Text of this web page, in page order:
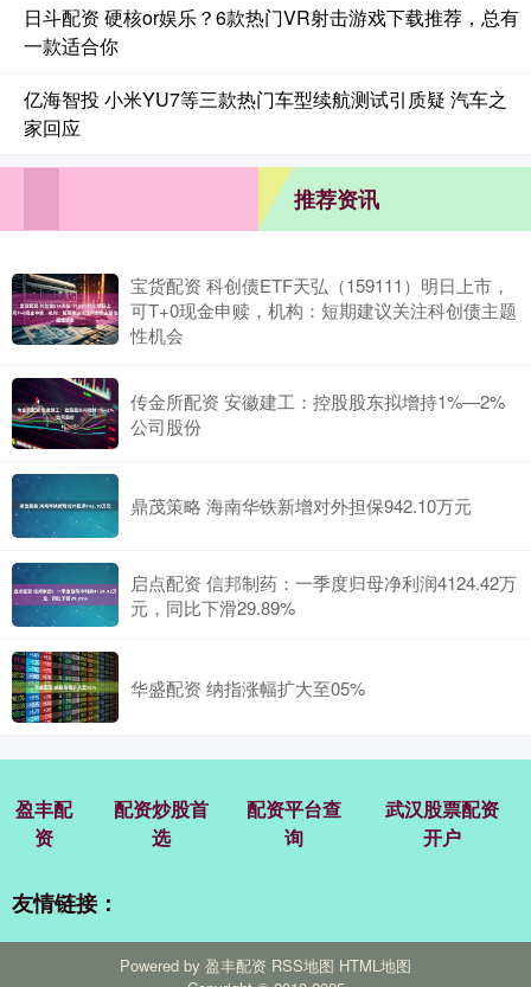
日斗配资 硬核or娱乐？6款热门VR射击游戏下载推荐，总有
一款适合你
亿海智投 小米YU7等三款热门车型续航测试引质疑 汽车之
家回应
推荐资讯
宝货配资 科创债ETF天弘（159111）明日上市，
可T+0现金申赎，机构：短期建议关注科创债主题
性机会
传金所配资 安徽建工：控股股东拟增持1%—2%
公司股份
鼎茂策略 海南华铁新增对外担保942.10万元
启点配资 信邦制药：一季度归母净利润4124.42万
元，同比下滑29.89%
华盛配资 纳指涨幅扩大至05%
盈丰配
资
配资炒股首
选
配资平台查
询
武汉股票配资
开户
友情链接：
Powered by 盈丰配资 RSS地图 HTML地图